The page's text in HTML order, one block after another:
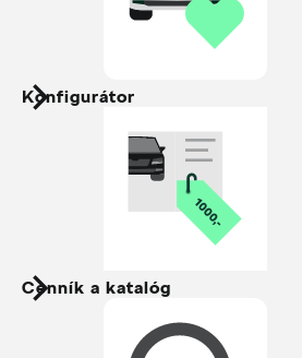
Konfigurátor
Cenník a katalóg